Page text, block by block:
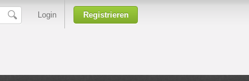
Login Registrieren